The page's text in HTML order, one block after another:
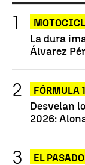
La dura
Álvarez
FÓRMULA 1
Desvelan
2026:
EL